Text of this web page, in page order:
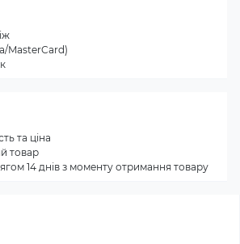
MasterCard)
та ціна
товар
14 днів з моменту отримання товару